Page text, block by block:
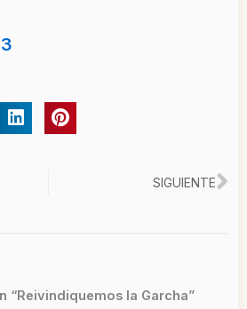
SIGUIENTE
“Reivindiquemos la Garcha”